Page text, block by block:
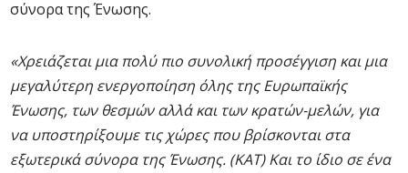
σύνορα της Ένωσης.
«Χρειάζεται μια πολύ πιο συνολική προσέγγιση και μια
μεγαλύτερη ενεργοποίηση όλης της Ευρωπαϊκής
Ένωσης, των θεσμών αλλά και των κρατών-μελών, για
να υποστηρίξουμε τις χώρες που βρίσκονται στα
εξωτερικά σύνορα της Ένωσης. (ΚΑΤ) Και το ίδιο σε ένα